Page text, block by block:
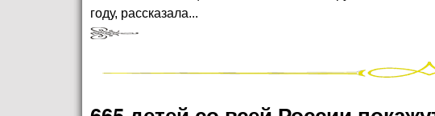
году, рассказала...